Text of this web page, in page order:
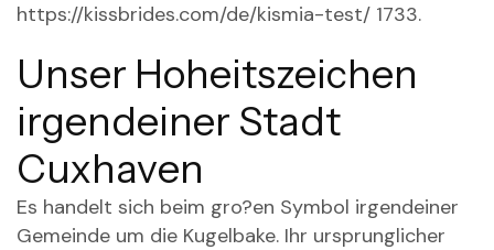
https://kissbrides.com/de/kismia-test/ 1733.
Unser Hoheitszeichen
irgendeiner Stadt
Cuxhaven
Es handelt sich beim gro?en Symbol irgendeiner
Gemeinde um die Kugelbake. Ihr ursprunglicher